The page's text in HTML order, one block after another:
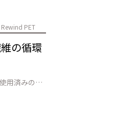
Rewind PET
の循環
株式会社JEPLAN（代表取締役 執行役員社長：髙尾 正樹、以下「JEPLAN」）は、AxensとIFP Energies nouvelles（以下「IFPEN」）と共に、使用済みの繊維廃棄物数十トンを準商用設備（福岡県北九州市）でリサイクルし、100%廃棄ポリエステルから再生された モノマー*1の製造に成功しました。…